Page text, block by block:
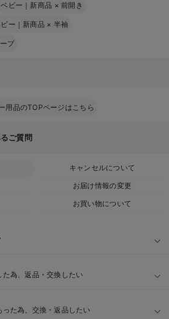
ベビー｜新商品 ×前開き
ー｜新商品 × 半袖
ブ
用品のTOPページはこちら
ご質問
キャンセルについて
お届け情報の変更
お買い物について
為、返品・交換したい
た為、交換・返品したい